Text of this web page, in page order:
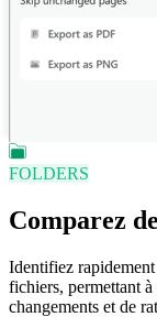
FOLDERS
Comparez
Identifiez
fichiers, permettant
changements et de